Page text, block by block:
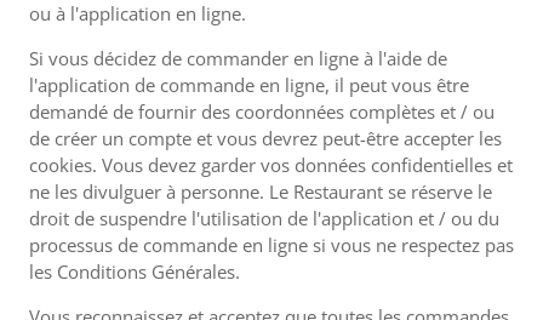
ou à l'application en ligne.
Si vous décidez de commander en ligne à l'aide de
l'application de commande en ligne, il peut vous être
demandé de fournir des coordonnées complètes et / ou
de créer un compte et vous devrez peut-être accepter les
cookies. Vous devez garder vos données confidentielles et
ne les divulguer à personne. Le Restaurant se réserve le
droit de suspendre l'utilisation de l'application et / ou du
processus de commande en ligne si vous ne respectez pas
les Conditions Générales.